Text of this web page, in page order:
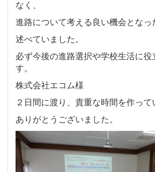
なく、
進路について考える良い機会となっ
述べていました。
必ず今後の進路選択や学校生活に役
す。
株式会社エコム様
２日間に渡り、貴重な時間を作って
ありがとうございました。